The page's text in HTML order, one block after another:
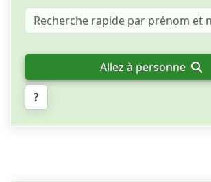
Allez à personne
?